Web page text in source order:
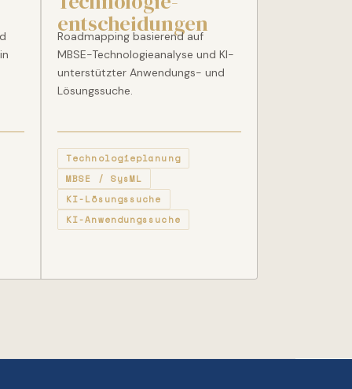
entscheidungen
Roadmapping basierend auf
MBSE-Technologieanalyse und KI-
unterstützter Anwendungs- und
Lösungssuche.
Technologieplanung
MBSE / SysML
KI-Lösungssuche
KI-Anwendungssuche